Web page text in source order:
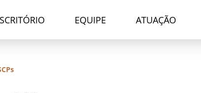
EQUIPE ATUAÇÃO